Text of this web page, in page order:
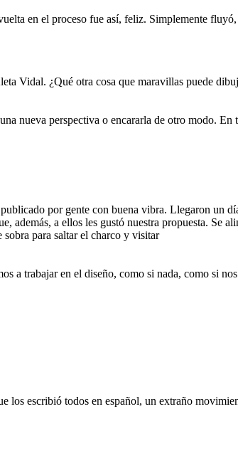
en el proceso fue así, feliz. Simplemente
Vidal. ¿Qué otra cosa que maravillas puede
nueva perspectiva o encararla de otro modo.
por gente con buena vibra. Llegaron un
a ellos les gustó nuestra propuesta. Se
para saltar el charco y visitar
a trabajar en el diseño, como si nada, como si
escribió todos en español, un extraño